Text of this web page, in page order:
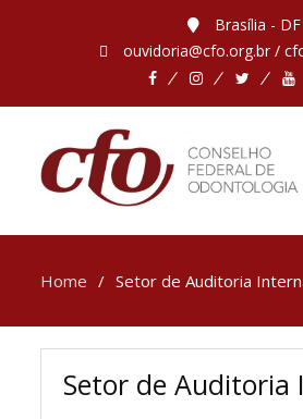
Brasília - DF
ouvidoria@cfo.org.br /
Home Setor de Auditoria
Setor de Auditoria